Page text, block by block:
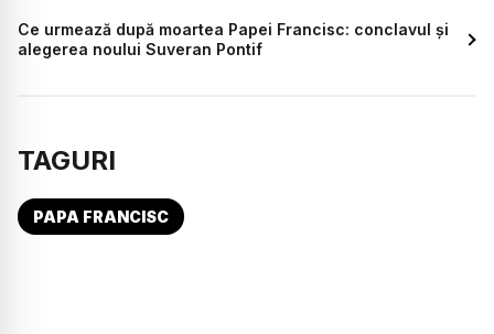
Ce urmează după moartea Papei Francisc: conclavul și
alegerea noului Suveran Pontif
TAGURI
PAPA FRANCISC